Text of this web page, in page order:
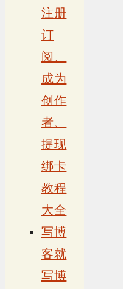
注册
订
阅、
成为
创作
者、
提现
绑卡
教程
大全
写博
客就
写博